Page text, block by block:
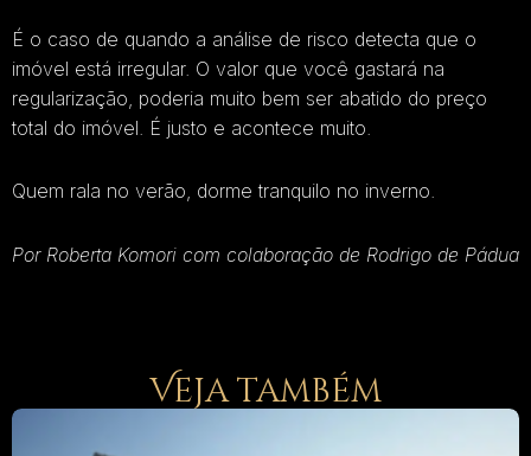
É o caso de quando a análise de risco detecta que o
imóvel está irregular. O valor que você gastará na
regularização, poderia muito bem ser abatido do preço
total do imóvel. É justo e acontece muito.
Quem rala no verão, dorme tranquilo no inverno.
Por Roberta Komori com colaboração de Rodrigo de Pádua
Veja também